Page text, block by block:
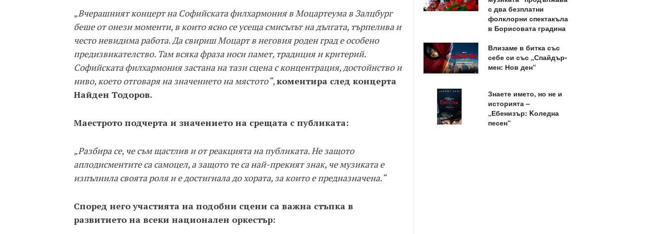
„Вчерашният концерт на Софийската филхармония в Моцартеума в Залцбург
беше от онези моменти, в които ясно се усеща смисълът на дългата, търпелива и
често невидима работа. Да свириш Моцарт в неговия роден град е особено
предизвикателство. Там всяка фраза носи памет, традиция и критерий.
Софийската филхармония застана на тази сцена с концентрация, достойнство и
ниво, което отговаря на значението на мястото“,коментира след концерта
Найден Тодоров.
Маестрото подчерта и значението на срещата с публиката:
„Разбира се, че съм щастлив и от реакцията на публиката. Не защото
аплодисментите са самоцел, а защото те са най-прекият знак, че музиката е
изпълнила своята роля и е достигнала до хората, за които е предназначена.“
Според него участията на подобни сцени са важна стъпка в
развитието на всеки национален оркестър:
с два безплатни
фолклорни спектакъла
в Борисовата градина
Влизаме в битка със
себе си със „Спайдър-
мен: Нов ден“
Знаете името, но не и
историята –
„Ебенизър: Kоледна
песен“